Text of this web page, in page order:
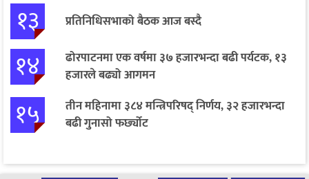
१३ प्रतिनिधिसभाको बैठक आज बस्दै
१४
ढोरपाटनमा एक वर्षमा ३७ हजारभन्दा बढी पर्यटक, १३
हजारले बढ्यो आगमन
१५
तीन महिनामा ३८४ मन्त्रिपरिषद् निर्णय, ३२ हजारभन्दा
बढी गुनासो फर्छ्योट